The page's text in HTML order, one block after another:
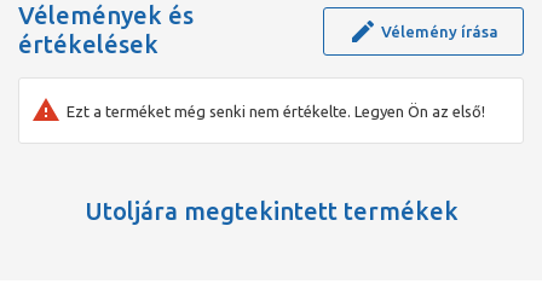
Vélemények és
értékelések
Vélemény írása
Ezt a terméket még senki nem értékelte. Legyen Ön az első!
Utoljára megtekintett termékek